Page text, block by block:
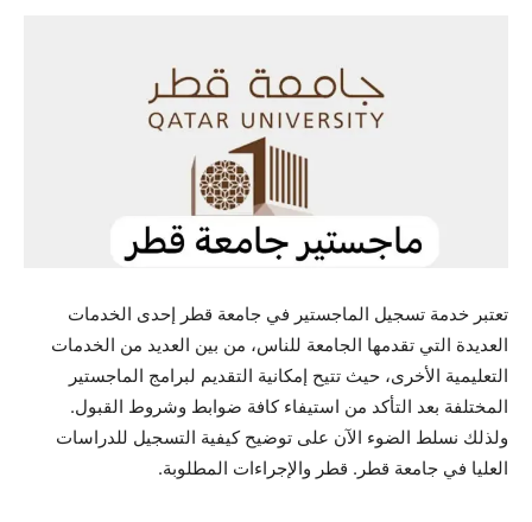
تعتبر خدمة تسجيل الماجستير في جامعة قطر إحدى الخدمات
العديدة التي تقدمها الجامعة للناس، من بين العديد من الخدمات
التعليمية الأخرى، حيث تتيح إمكانية التقديم لبرامج الماجستير
المختلفة بعد التأكد من استيفاء كافة ضوابط وشروط القبول.
ولذلك نسلط الضوء الآن على توضيح كيفية التسجيل للدراسات
العليا في جامعة قطر. قطر والإجراءات المطلوبة.